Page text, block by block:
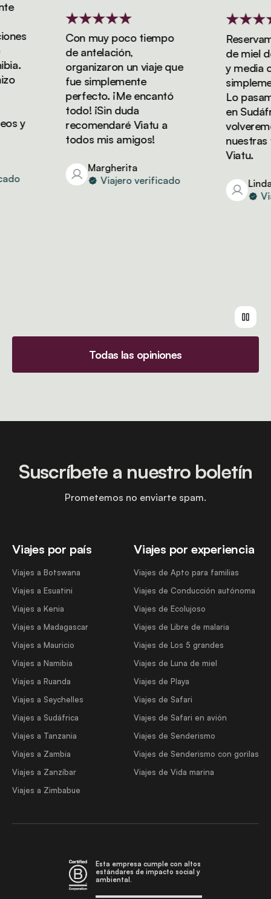
y
Con muy poco tiempo
de antelación,
organizaron un viaje que
fue simplemente
perfecto. ¡Me encantó
todo! ¡Sin duda
recomendaré Viatu a
todos mis amigos!
Margherita
Viajero verificado
de miel de
y media
Lo
en
nuestras
Viatu.
Linda
Todas las opiniones
Viajes por país
Viajes a Botswana
Viajes a Esuatini
Viajes a Kenia
Viajes a Madagascar
Viajes a Mauricio
Viajes a Namibia
Viajes a Ruanda
Viajes a Seychelles
Viajes a Sudáfrica
Viajes a Tanzania
Viajes a Zambia
Viajes a Zanzíbar
Viajes a Zimbabue
Viajes por experiencia
Viajes de Apto para familias
Viajes de Conducción autónoma
Viajes de Ecolujoso
Viajes de Libre de malaria
Viajes de Los 5 grandes
Viajes de Luna de miel
Viajes de Playa
Viajes de Safari
Viajes de Safari en avión
Viajes de Senderismo
Viajes de Senderismo con gorilas
Viajes de Vida marina
Suscríbete a nuestro boletín
Prometemos no enviarte spam.
Esta empresa cumple con altos
estándares de impacto social y
ambiental.